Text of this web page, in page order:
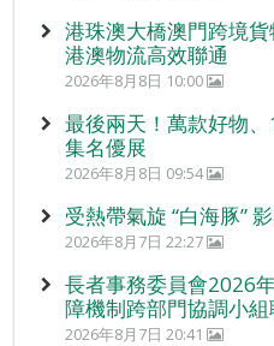
港珠澳大橋澳門跨境
港澳物流高效聯通
2026年8月8日 10:00
最後兩天！萬款好物
集名優展
2026年8月8日 09:54
受熱帶氣旋 “白海豚”
2026年8月7日 22:27
長者事務委員會2026
障機制跨部門協調小
2026年8月7日 20:41